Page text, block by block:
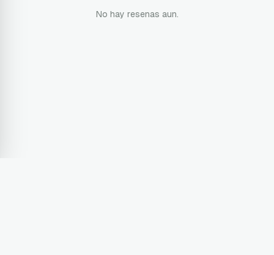
No hay resenas aun.